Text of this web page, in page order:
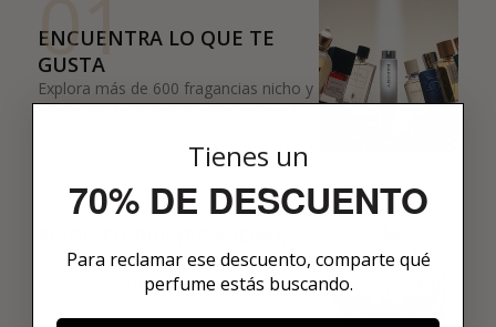
01
ENCUENTRA LO QUE TE
GUSTA
Explora más de 600 fragancias nicho y
añade tus favoritas directamente a tu
02
Elige tu favorito. Tu primer perfume de
lujo se enviará justo después de la
Tienes un
70% DE DESCUENTO
Para reclamar ese descuento, comparte qué
perfume estás buscando.